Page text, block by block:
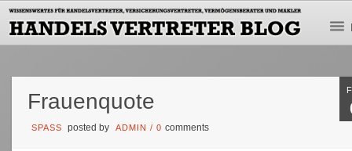
Frauenquote
SPASS posted by ADMIN /0comments